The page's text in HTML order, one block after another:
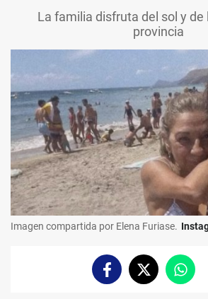
La familia disfruta del sol y de
provincia
Imagen compartida por Elena Furiase.
FacebookTwitter